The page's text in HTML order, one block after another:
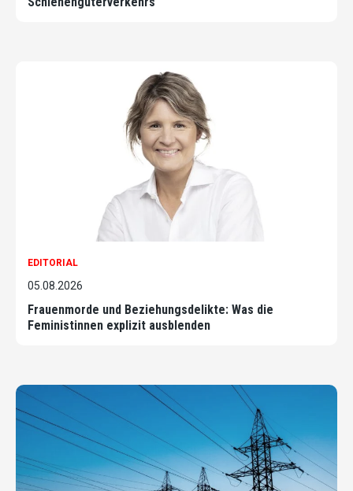
EDITORIAL
05.08.2026
Frauenmorde und Beziehungsdelikte: Was die
Feministinnen explizit ausblenden